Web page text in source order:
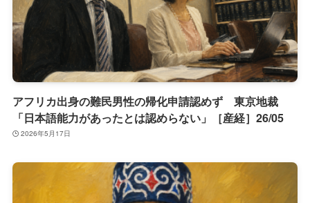
アフリカ出身の難民男性の帰化申請認めず 東京地裁
「日本語能力があったとは認めらない」［産経］26/05
2026年5月17日